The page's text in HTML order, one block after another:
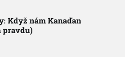
Když nám Kanaďan
pravdu)